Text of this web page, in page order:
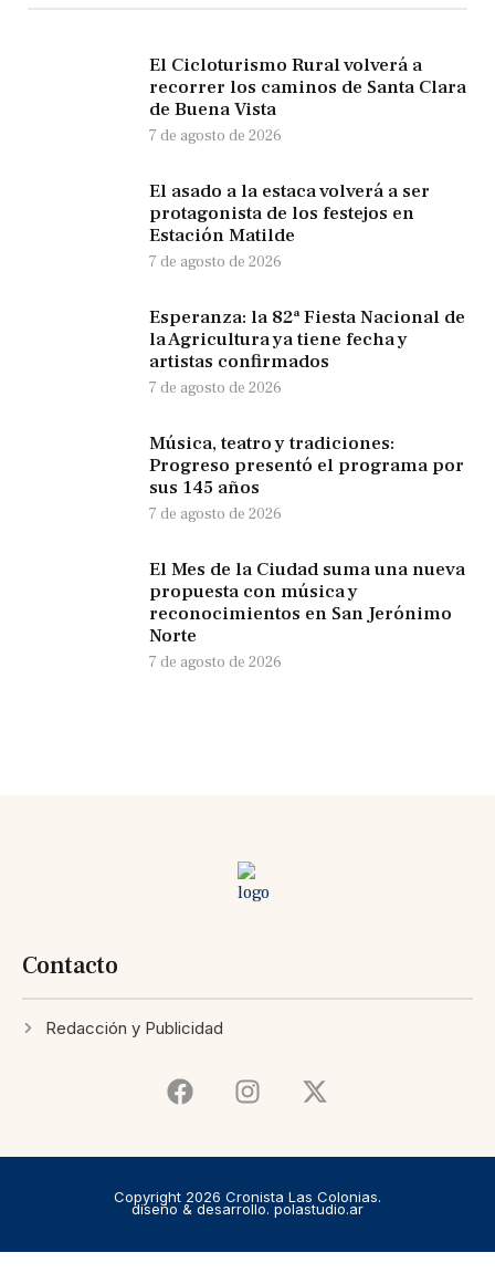
El Cicloturismo Rural volverá a
recorrer los caminos de Santa Clara
de Buena Vista
7 de agosto de 2026
El asado a la estaca volverá a ser
protagonista de los festejos en
Estación Matilde
7 de agosto de 2026
Esperanza: la 82ª Fiesta Nacional de
la Agricultura ya tiene fecha y
artistas confirmados
7 de agosto de 2026
Música, teatro y tradiciones:
Progreso presentó el programa por
sus 145 años
7 de agosto de 2026
El Mes de la Ciudad suma una nueva
propuesta con música y
reconocimientos en San Jerónimo
Norte
7 de agosto de 2026
Contacto
Redacción y Publicidad
Copyright 2026 Cronista Las Colonias.
diseño & desarrollo. polastudio.ar